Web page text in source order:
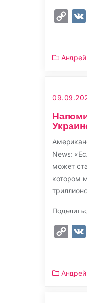
Copy
Андрей
News:
может
котором
Copy
Андрей